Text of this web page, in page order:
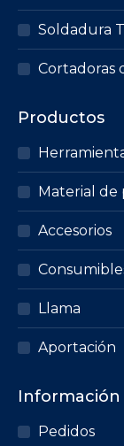
Soldadura
Cortadoras
Productos
Material de
Accesorios
Llama
Aportación
Información
Pedidos